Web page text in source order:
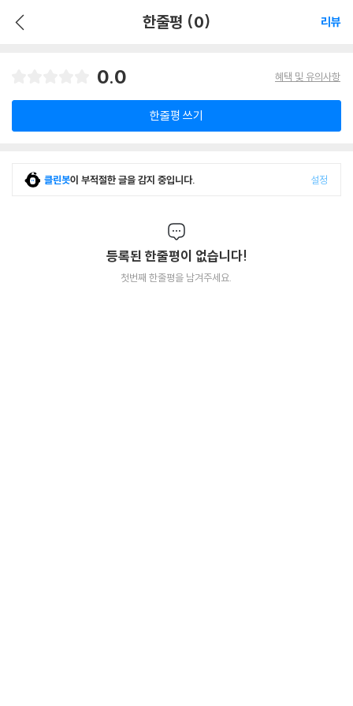
한줄평 (0) 리뷰
0.0 혜택 및 유의사항
한줄평 쓰기
클린봇이 부적절한 글을 감지 중입니다. 설정
등록된 한줄평이 없습니다!
첫번째 한줄평을 남겨주세요.